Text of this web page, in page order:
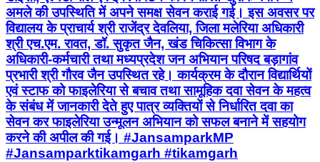
अमले की उपस्थिति में अपने समक्ष सेवन कराई गई। इस अवसर पर
विद्यालय के प्राचार्य श्री राजेंद्र देवलिया, जिला मलेरिया अधिकारी
श्री एच.एम. रावत, डॉ. सुकृत जैन, खंड चिकित्सा विभाग के
अधिकारी-कर्मचारी तथा मध्यप्रदेश जन अभियान परिषद बड़ागांव
प्रभारी श्री गौरव जैन उपस्थित रहे। कार्यक्रम के दौरान विद्यार्थियों
एवं स्टाफ को फाइलेरिया से बचाव तथा सामूहिक दवा सेवन के महत्व
के संबंध में जानकारी देते हुए पात्र व्यक्तियों से निर्धारित दवा का
सेवन कर फाइलेरिया उन्मूलन अभियान को सफल बनाने में सहयोग
करने की अपील की गई। #JansamparkMP
#Jansamparktikamgarh #tikamgarh